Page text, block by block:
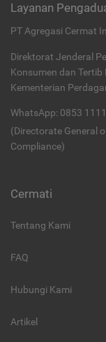
Layanan
PT Agregasi Cermat
Direktorat Jenderal
Konsumen dan Tertib
Kementerian
WhatsApp: 0853
(Directorate General
Compliance)
Cermati
Tentang Kami
FAQ
Hubungi Kami
Artikel